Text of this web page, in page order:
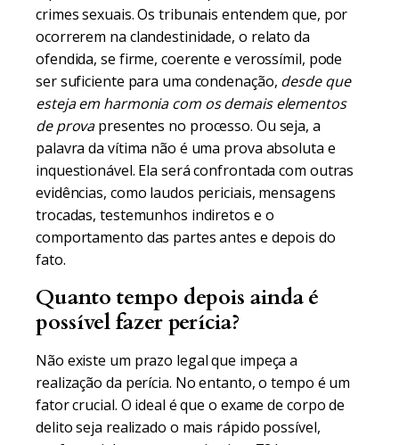
crimes sexuais. Os tribunais entendem que, por
ocorrerem na clandestinidade, o relato da
ofendida, se firme, coerente e verossímil, pode
ser suficiente para uma condenação, desde que
esteja em harmonia com os demais elementos
de provapresentes no processo. Ou seja, a
palavra da vítima não é uma prova absoluta e
inquestionável. Ela será confrontada com outras
evidências, como laudos periciais, mensagens
trocadas, testemunhos indiretos e o
comportamento das partes antes e depois do
fato.
Quanto tempo depois ainda é
possível fazer perícia?
Não existe um prazo legal que impeça a
realização da perícia. No entanto, o tempo é um
fator crucial. O ideal é que o exame de corpo de
delito seja realizado o mais rápido possível,